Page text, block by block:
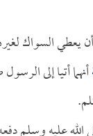
السواك
أنهما أتيا إلى